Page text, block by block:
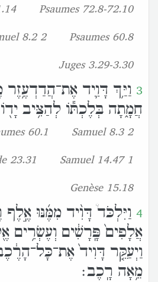
Psaumes 72.8-72.10
Psaumes 60.8
2 Samuel 8.2
Juges 3.29-3.30
3 וַיַּ֥ךְ דָּוִ֛יד אֶת־הֲדַדְעֶ֥זֶר
חֲמָ֑תָה בְּלֶכְתֹּ֕ו לְהַצִּ֥יב
2 Samuel 8.3
60.1
1 Samuel 14.47
23.31
Genèse 15.18
4 וַיִּלְכֹּד֩ דָּוִ֨יד מִמֶּ֜נּוּ
אֲלָפִים֙ פָּֽרָשִׁ֔ים וְעֶשְׂרִ֥ים
וַיְעַקֵּ֤ר דָּוִיד֙
מֵ֥אָה רָֽכֶב׃